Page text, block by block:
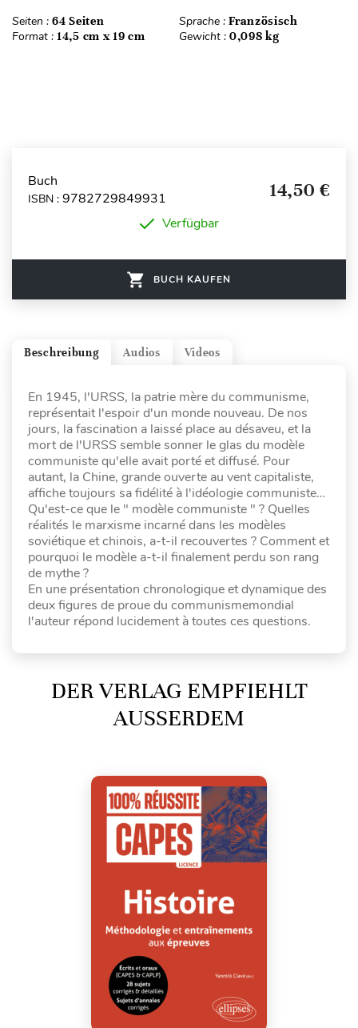
Seiten : 64 Seiten Sprache : Französisch
Format : 14,5 cm x 19 cm Gewicht : 0,098 kg
Buch
ISBN : 9782729849931 14,50 €
Verfügbar
BUCH KAUFEN
Videos
Audios
Beschreibung
En 1945, l'URSS, la patrie mère du communisme,
représentait l'espoir d'un monde nouveau. De nos
jours, la fascination a laissé place au désaveu, et la
mort de l'URSS semble sonner le glas du modèle
communiste qu'elle avait porté et diffusé. Pour
autant, la Chine, grande ouverte au vent capitaliste,
affiche toujours sa fidélité à l'idéologie communiste…
Qu'est-ce que le " modèle communiste " ? Quelles
réalités le marxisme incarné dans les modèles
soviétique et chinois, a-t-il recouvertes ? Comment et
pourquoi le modèle a-t-il finalement perdu son rang
de mythe ?
En une présentation chronologique et dynamique des
deux figures de proue du communismemondial
l'auteur répond lucidement à toutes ces questions.
DER VERLAG EMPFIEHLT
AUSSERDEM